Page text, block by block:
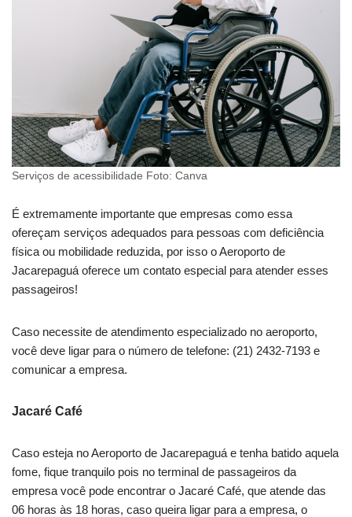
Serviços de acessibilidade Foto: Canva
É extremamente importante que empresas como essa
ofereçam serviços adequados para pessoas com deficiência
física ou mobilidade reduzida, por isso o Aeroporto de
Jacarepaguá oferece um contato especial para atender esses
passageiros!
Caso necessite de atendimento especializado no aeroporto,
você deve ligar para o número de telefone: (21) 2432-7193 e
comunicar a empresa.
Jacaré Café
Caso esteja no Aeroporto de Jacarepaguá e tenha batido aquela
fome, fique tranquilo pois no terminal de passageiros da
empresa você pode encontrar o Jacaré Café, que atende das
06 horas às 18 horas, caso queira ligar para a empresa, o